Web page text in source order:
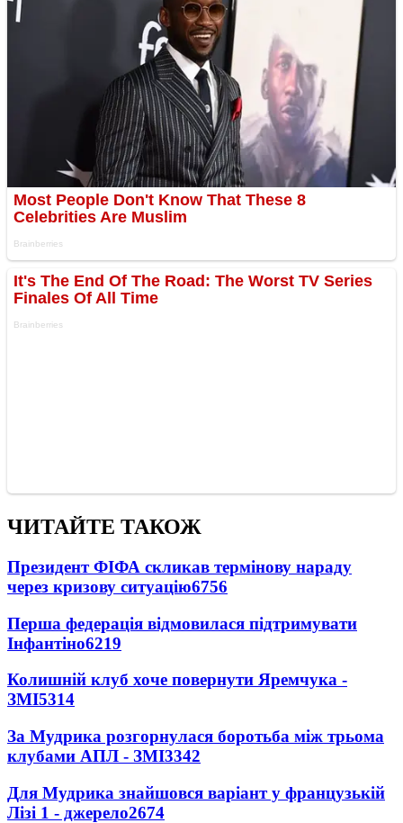
ЧИТАЙТЕ ТАКОЖ
Президент ФІФА скликав термінову нараду
через кризову ситуацію6756
Перша федерація відмовилася підтримувати
Інфантіно6219
Колишній клуб хоче повернути Яремчука -
ЗМІ5314
За Мудрика розгорнулася боротьба між трьома
клубами АПЛ - ЗМІ3342
Для Мудрика знайшовся варіант у французькій
Лізі 1 - джерело2674